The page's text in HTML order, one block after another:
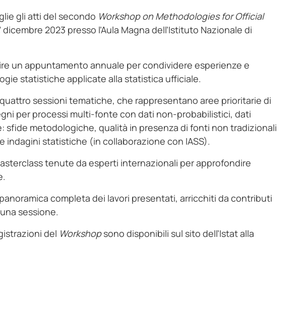
gli atti del secondo Workshop on Methodologies for Official
2023 presso l’Aula Magna dell’Istituto Nazionale di
un appuntamento annuale per condividere esperienze e
statistiche applicate alla statistica ufficiale.
sessioni tematiche, che rappresentano aree prioritarie di
per processi multi-fonte con dati non-probabilistici, dati
sfide metodologiche, qualità in presenza di fonti non tradizionali
indagini statistiche (in collaborazione con IASS).
tenute da esperti internazionali per approfondire
completa dei lavori presentati, arricchiti da contributi
sessione.
del Workshopsono disponibili sul sito dell’Istat alla